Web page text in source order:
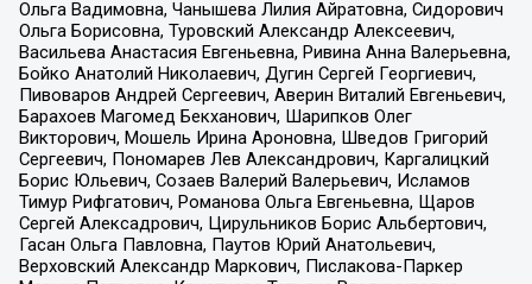
Ольга Вадимовна, Чанышева Лилия Айратовна, Сидорович
Ольга Борисовна, Туровский Александр Алексеевич,
Васильева Анастасия Евгеньевна, Ривина Анна Валерьевна,
Бойко Анатолий Николаевич, Дугин Сергей Георгиевич,
Пивоваров Андрей Сергеевич, Аверин Виталий Евгеньевич,
Барахоев Магомед Бекханович, Шарипков Олег
Викторович, Мошель Ирина Ароновна, Шведов Григорий
Сергеевич, Пономарев Лев Александрович, Каргалицкий
Борис Юльевич, Созаев Валерий Валерьевич, Исламов
Тимур Рифгатович, Романова Ольга Евгеньевна, Щаров
Сергей Алексадрович, Цирульников Борис Альбертович,
Гасан Ольга Павловна, Паутов Юрий Анатольевич,
Верховский Александр Маркович, Пислакова-Паркер